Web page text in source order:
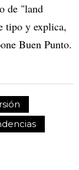
de "land
tipo y explica,
Buen Punto.